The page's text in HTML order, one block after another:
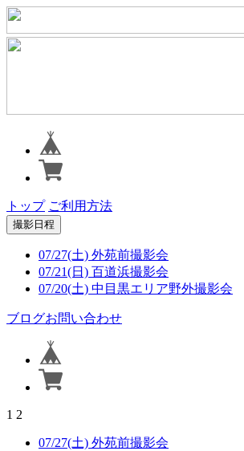
トップ ご利用方法
撮影日程
07/27(土) 外苑前撮影会
07/21(日) 百道浜撮影会
07/20(土) 中目黒エリア野外撮影会
ブログお問い合わせ
1 2
07/27(土) 外苑前撮影会